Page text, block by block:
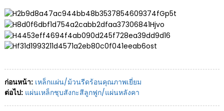
ก่อนหน้า: เหล็กแผ่น/ม้วนรีดร้อนคุณภาพเยี่ยม
ต่อไป: แผ่นเหล็กชุบสังกะสีลูกฟูก/แผ่นหลังคา